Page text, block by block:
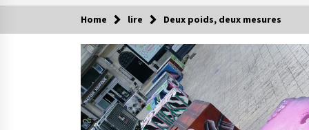
Home lire Deux poids, deux mesures